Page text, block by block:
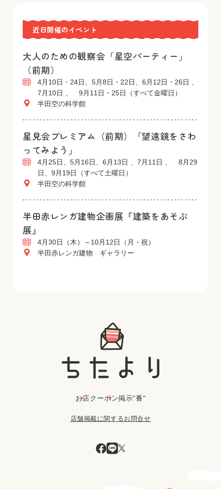
近日開催のイベント
大人のための観察会「星空パーティー」
（前期）
4月10日・24日、5月8日・22日、6月12日・26日 、
7月10日 、 9月11日・25日（すべて金曜日）
半田空の科学館
星見会プレミアム（前期）「望遠鏡をさわ
ってみよう」
4月25日、5月16日、6月13日 、7月11日 、 8月29
日、9月19日（すべて土曜日）
半田空の科学館
半田赤レンガ建物企画展『建築をあそぶ
展』
4月30日（木）～10月12日（月・祝）
半田赤レンガ建物 ギャラリー
お店クーポン掲示"番"
店舗掲載に関するお問合せ